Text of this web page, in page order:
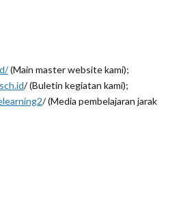
(Main master website kami);
/ (Buletin kegiatan kami);
/ (Media pembelajaran jarak